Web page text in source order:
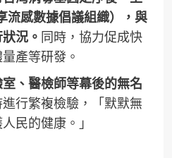
流感數據倡議組織），與
況。 同時，協力促成快
產等研發。
、醫檢師等幕後的無名
進行繁複檢驗，「默默無
民的健康。」